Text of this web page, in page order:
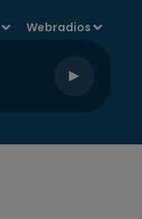
Webradios